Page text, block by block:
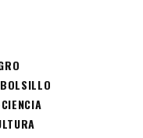
BOLSILLO